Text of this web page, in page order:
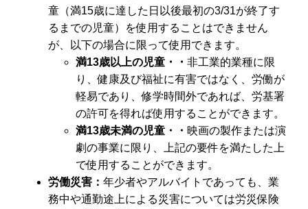
童（満15歳に達した日以後最初の3/31が終了す
るまでの児童）を使用することはできません
が、以下の場合に限って使用できます。
満13歳以上の児童・・ 非工業的業種に限
り、健康及び福祉に有害ではなく、労働が
軽易であり、修学時間外であれば、労基署
の許可を得れば使用することができます。
満13歳未満の児童・・ 映画の製作または演
劇の事業に限り、上記の要件を満たした上
で使用することができます。
労働災害： 年少者やアルバイトであっても、業
務中や通勤途上による災害については労災保険